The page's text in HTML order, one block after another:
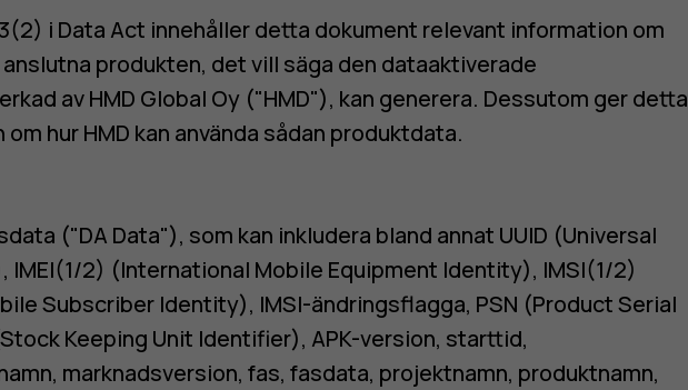
i Data Act innehåller detta dokument relevant information om
produkten, det vill säga den dataaktiverade
av HMD Global Oy ("HMD"), kan generera. Dessutom ger detta
hur HMD kan använda sådan produktdata.
("DA Data"), som kan inkludera bland annat UUID (Universal
IMEI(1/2) (International Mobile Equipment Identity), IMSI(1/2)
Subscriber Identity), IMSI-ändringsflagga, PSN (Product Serial
Keeping Unit Identifier), APK-version, starttid,
marknadsversion, fas, fasdata, projektnamn, produktnamn,